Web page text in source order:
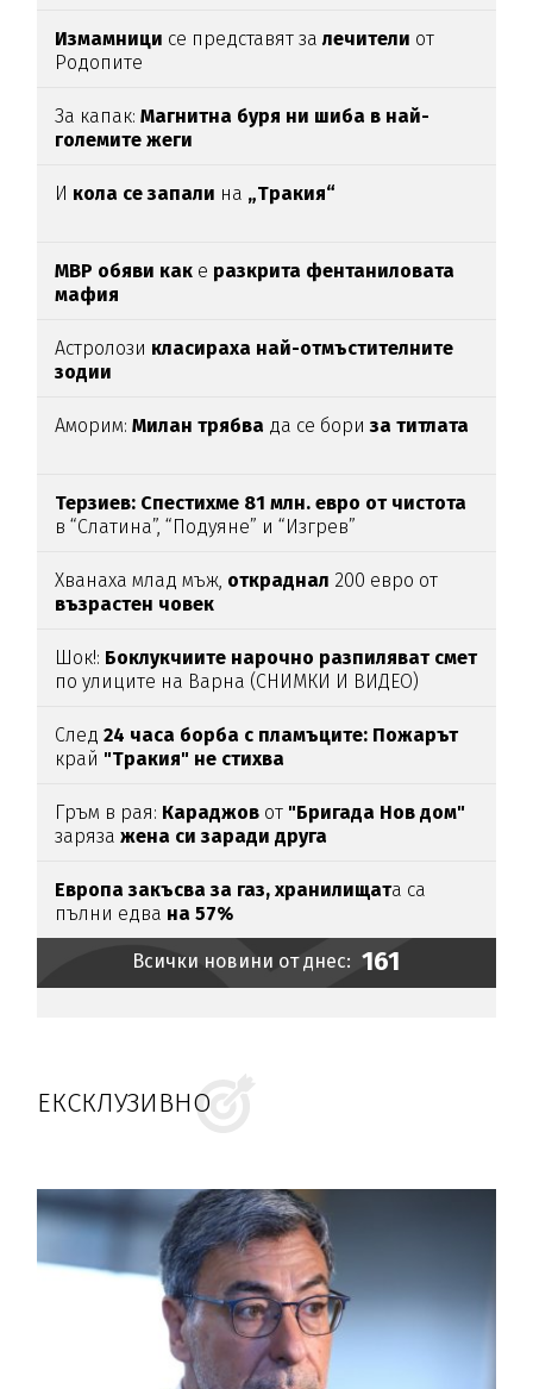
Измамници се представят залечители от
Родопите
За капак:Магнитна буря ни шиба в най-
големите жеги
И кола се запали на „Тракия“
МВР обяви как е разкрита фентаниловата
мафия
Астролози класираха най-отмъстителните
зодии
Аморим:Милан трябва да се бориза титлата
Терзиев: Спестихме 81 млн. евро от чистота
в “Слатина”, “Подуяне” и “Изгрев”
Хванаха млад мъж, откраднал 200 евро от
възрастен човек
Шок!: Боклукчиите нарочно разпиляват смет
по улиците на Варна (СНИМКИ И ВИДЕО)
След 24 часа борба с пламъците: Пожарът
край "Тракия" не стихва
Гръм в рая: Караджов от "Бригада Нов дом"
зарязажена си заради друга
Европа закъсва за газ, хранилищата са
пълни едва на 57%
Всички новини от днес: 161
ЕКСКЛУЗИВНО